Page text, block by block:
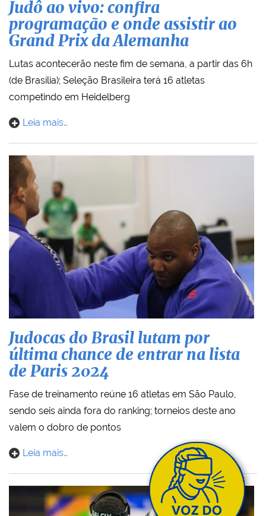
Judô ao vivo: confira
programação e onde assistir ao
Grand Prix da Alemanha
Lutas acontecerão neste fim de semana, a partir das 6h
(de Brasília); Seleção Brasileira terá 16 atletas
competindo em Heidelberg
Leia mais…
Judocas do Brasil lutam por
última chance de entrar na lista
de Paris 2024
Fase de treinamento reúne 16 atletas em São Paulo,
sendo seis ainda fora do ranking; torneios deste ano
valem o dobro de pontos
Leia mais…